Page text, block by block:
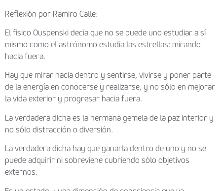
Reflexión por Ramiro Calle:
El físico Ouspenski decía que no se puede uno estudiar a sí
mismo como el astrónomo estudia las estrellas: mirando
hacia fuera.
Hay que mirar hacia dentro y sentirse, vivirse y poner parte
de la energía en conocerse y realizarse, y no sólo en mejorar
la vida exterior y progresar hacia fuera.
La verdadera dicha es la hermana gemela de la paz interior y
no sólo distracción o diversión.
La verdadera dicha hay que ganarla dentro de uno y no se
puede adquirir ni sobreviene cubriendo sólo objetivos
externos.